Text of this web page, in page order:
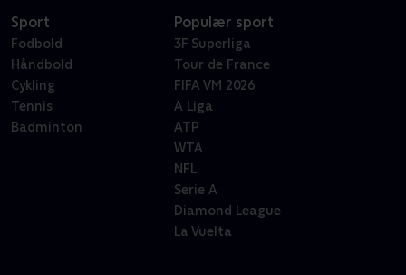
Sport
Fodbold
Håndbold
Cykling
Tennis
Badminton
Populær sport
3F Superliga
Tour de France
FIFA VM 2026
A Liga
ATP
WTA
NFL
Serie A
Diamond League
La Vuelta